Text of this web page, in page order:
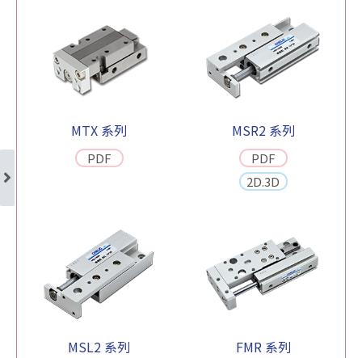
MTX 系列
PDF
MSR2 系列
PDF
2D.3D
MSL2 系列 FMR 系列